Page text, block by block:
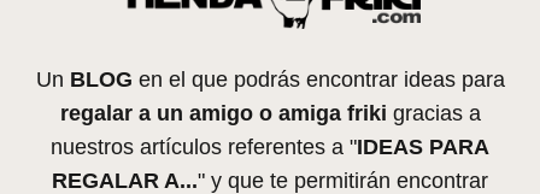
Un BLOG en el que podrás encontrar ideas para
regalar a un amigo o amiga friki gracias a
nuestros artículos referentes a "IDEAS PARA
REGALAR A..." y que te permitirán encontrar